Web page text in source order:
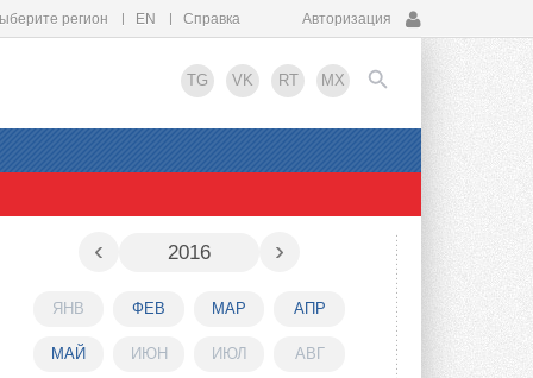
регион EN Справка Авторизация
TG VK RT MX
EN
‹ 2016 ›
ЯНВ ФЕВ МАР АПР
МАЙ ИЮН ИЮЛ АВГ